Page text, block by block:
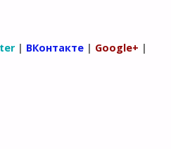
| ВКонтакте| Google+ |